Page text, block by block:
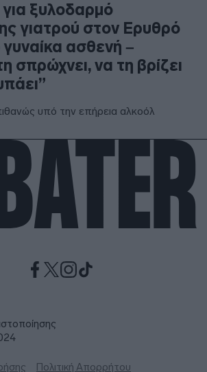
ξυλοδαρμό
γιατρού στον Ερυθρό
ασθενή –
σπρώχνει, να τη βρίζει
υπό την επήρεια αλκοόλ
Πολιτική Απορρήτου